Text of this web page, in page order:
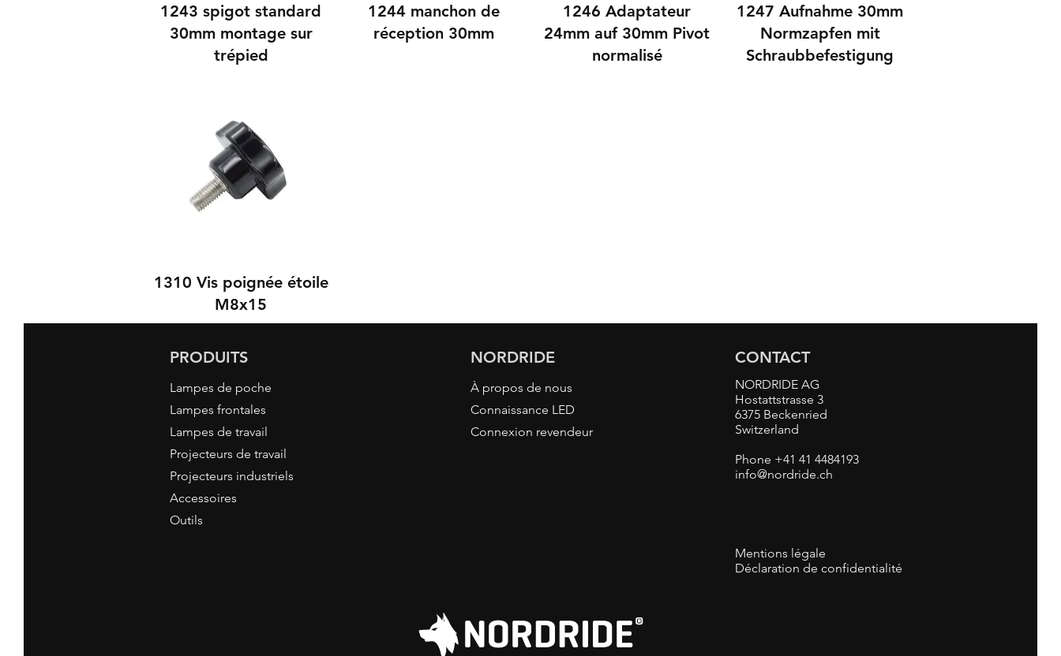
1243 spigot standard
30mm montage sur
trépied
1244 manchon de
réception 30mm
1246 Adaptateur
24mm auf 30mm Pivot
normalisé
1247 Aufnahme 30mm
Normzapfen mit
Schraubbefestigung
1310 Vis poignée étoile
M8x15
PRODUITS
Lampes de poche
Lampes frontales
Lampes de travail
Projecteurs de travail
Projecteurs industriels
Accessoires
Outils
NORDRIDE
À propos de nous
Connaissance LED
Connexion revendeur
CONTACT
NORDRIDE AG
Hostattstrasse 3
6375 Beckenried
Switzerland
Phone +41 41 4484193
info@nordride.ch
Mentions légale
Déclaration de confidentialité